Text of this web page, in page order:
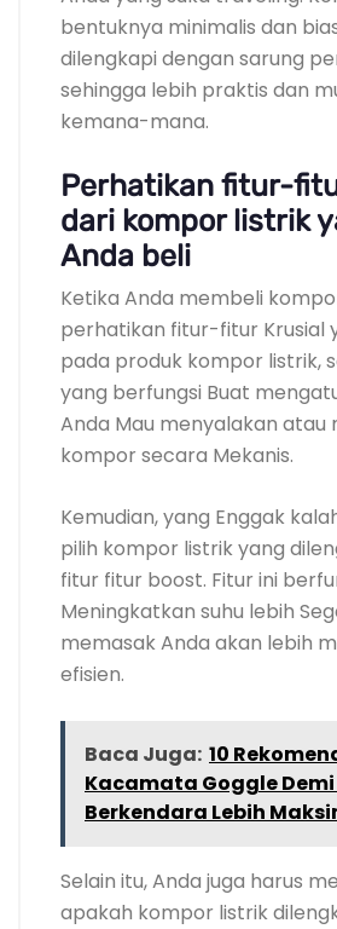
bentuknya minimalis dan
dilengkapi dengan sarung
sehingga lebih praktis dan
kemana-mana.
Perhatikan fitur-
dari kompor listrik
Anda beli
Ketika Anda membeli
perhatikan fitur-fitur Krusial
pada produk kompor listrik,
yang berfungsi Buat
Anda Mau menyalakan atau
kompor secara Mekanis.
Kemudian, yang Enggak
pilih kompor listrik yang
fitur fitur boost. Fitur ini
Meningkatkan suhu lebih
memasak Anda akan lebih
efisien.
Baca Juga: 10
Kacamata Goggle
Berkendara Lebih
Selain itu, Anda juga harus
apakah kompor listrik